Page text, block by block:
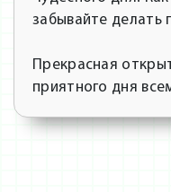
забывайте
Прекрасная
приятного дня